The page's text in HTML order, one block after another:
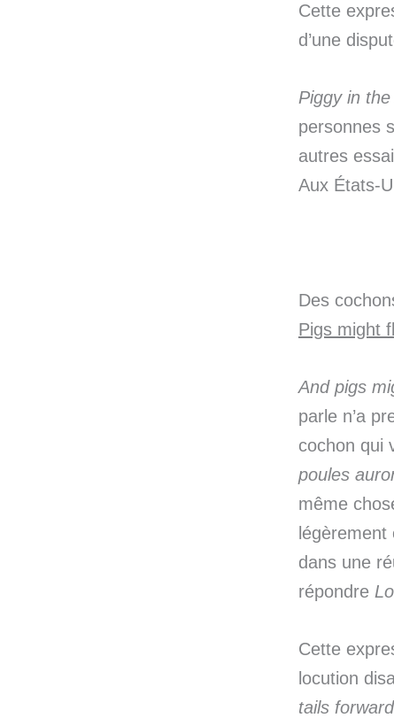
Cette
d’une
Piggy in
personnes
autres
Aux États-
Des
Pigs might
And pigs
parle n’a
cochon qui
poules
même
dans une
répondre
Cette
locution
tails forward